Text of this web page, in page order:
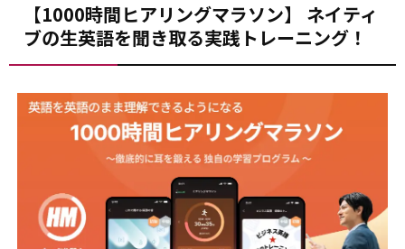
【1000時間ヒアリングマラソン】 ネイティ
ブの生英語を聞き取る実践トレーニング！